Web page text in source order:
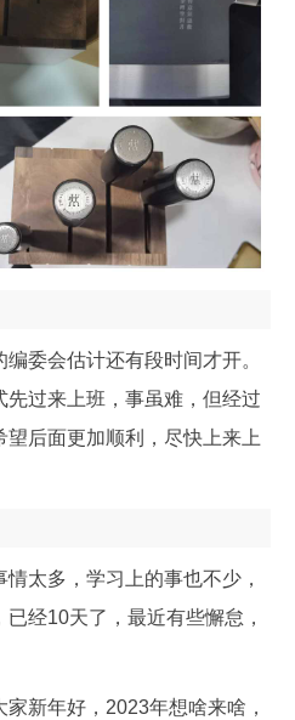
委会估计还有段时间才开。
过来上班，事虽难，但经过
后面更加顺利，尽快上来上
太多，学习上的事也不少，
经10天了，最近有些懈怠，
新年好，2023年想啥来啥，